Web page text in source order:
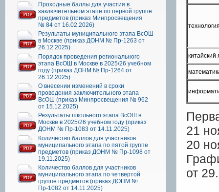
Проходные баллы для участия в
заключительном этапе по первой группе
предметов (приказ Минпросвещения
№ 84 от 16.02.2026)
Результаты муниципального этапа ВсОШ
в Москве (приказ ДОНМ № Пр-1263 от
26.12.2025)
Порядок проведения регионального
этапа ВсОШ в Москве в 2025/26 учебном
году (приказ ДОНМ № Пр-1264 от
26.12.2025)
О внесении изменений в сроки
проведения заключительного этапа
ВсОШ (приказ Минпросвещения № 962
от 15.12.2025)
Результаты школьного этапа ВсОШ в
Москве в 2025/26 учебном году (приказ
ДОНМ № Пр-1083 от 14.11.2025)
Количество баллов для участников
муниципального этапа по пятой группе
предметов (приказ ДОНМ № Пр-1098 от
19.11.2025)
Количество баллов для участников
муниципального этапа по четвертой
группе предметов (приказ ДОНМ №
Пр-1082 от 14.11.2025)
китайский
21
20
от